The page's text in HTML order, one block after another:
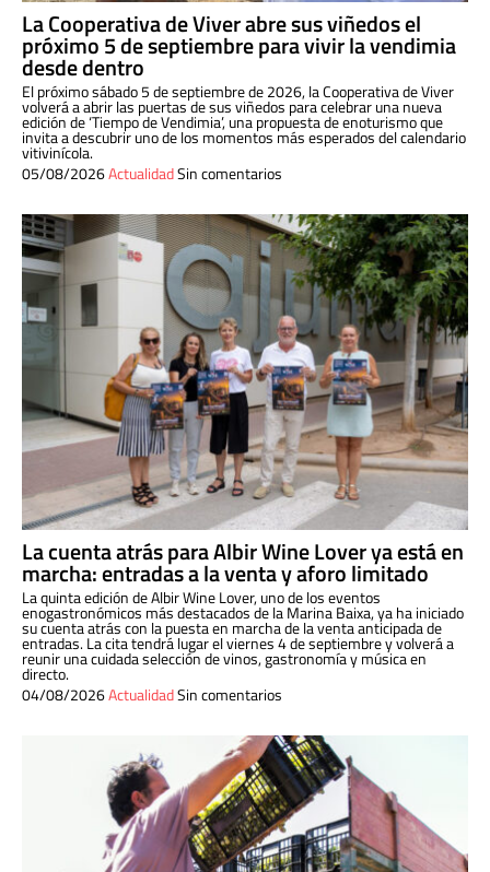
La Cooperativa de Viver abre sus viñedos el
próximo 5 de septiembre para vivir la vendimia
desde dentro
El próximo sábado 5 de septiembre de 2026, la Cooperativa de Viver
volverá a abrir las puertas de sus viñedos para celebrar una nueva
edición de ‘Tiempo de Vendimia’, una propuesta de enoturismo que
invita a descubrir uno de los momentos más esperados del calendario
vitivinícola.
05/08/2026ActualidadSin comentarios
La cuenta atrás para Albir Wine Lover ya está en
marcha: entradas a la venta y aforo limitado
La quinta edición de Albir Wine Lover, uno de los eventos
enogastronómicos más destacados de la Marina Baixa, ya ha iniciado
su cuenta atrás con la puesta en marcha de la venta anticipada de
entradas. La cita tendrá lugar el viernes 4 de septiembre y volverá a
reunir una cuidada selección de vinos, gastronomía y música en
directo.
04/08/2026ActualidadSin comentarios